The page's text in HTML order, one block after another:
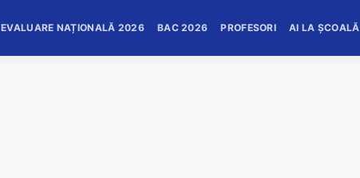
EVALUARE NAȚIONALĂ 2026 BAC 2026 PROFESORI AI LA ȘCOALĂ